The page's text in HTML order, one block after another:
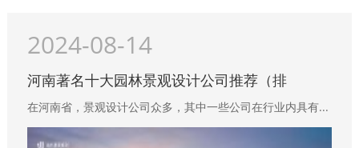
2024-08-14
河南著名十大园林景观设计公司推荐（排
在河南省，‌景观设计公司众多，‌其中一些公司在行业内具有...